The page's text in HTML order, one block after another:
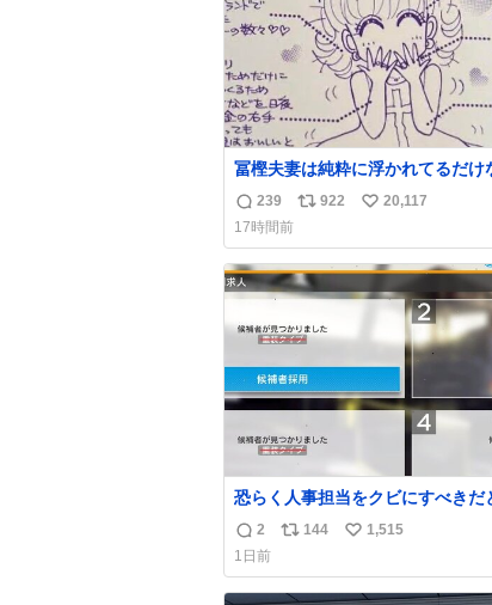
冨樫夫妻は純粋に浮かれてるだけ
な〜 全アはここに自分の市場価値
上乗せするので、 すっぴん＆寝起きのボサボ
サ頭でも「今日も可愛いね」が止
放っておくと永遠に髪撫でてきて
い() 156cm40kg、年中日焼け止めとお友達の
私より綺麗な手や
返
信
数
239
リ
ス
ト
922
い
ね
数
20,117
17時間前
恐らく人事担当をクビにすべきだ
るが‥‥‥
返
信
数
2
リ
ス
144
い
ね
1,515
1日前